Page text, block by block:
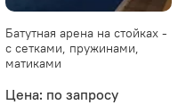
Батутная арена на стойках -
с сетками, пружинами,
матиками
Цена: по запросу